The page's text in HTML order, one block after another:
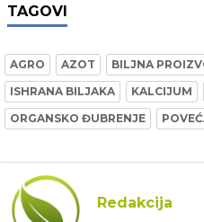
TAGOVI
AGRO AZOT BILJNA
ISHRANA BILJAKA
KALCIJUM
ORGANSKO ĐUBRENJE
Redakcija